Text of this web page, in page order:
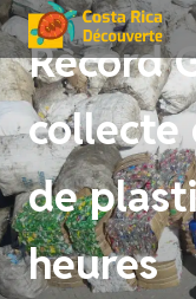
Aller
au
contenu
Record
collecte
de
heures